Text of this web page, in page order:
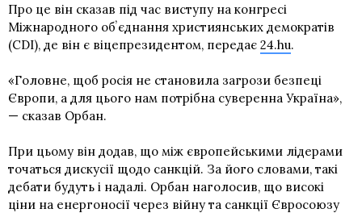
Про це він сказав під час виступу на конгресі
Міжнародного обʼєднання християнських демократів
(CDI), де він є віцепрезидентом, передає 24.hu.
«Головне, щоб росія не становила загрози безпеці
Європи, а для цього нам потрібна суверенна Україна»,
— сказав Орбан.
При цьому він додав, що між європейськими лідерами
точаться дискусії щодо санкцій. За його словами, такі
дебати будуть і надалі. Орбан наголосив, що високі
ціни на енергоносії через війну та санкції Євросоюзу